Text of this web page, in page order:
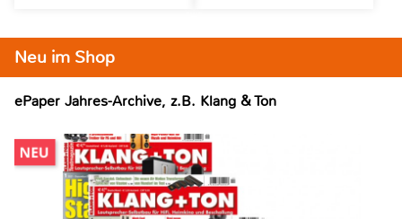
Neu im Shop
ePaper Jahres-Archive, z.B. Klang & Ton